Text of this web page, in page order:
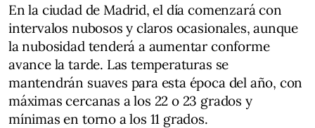
En la ciudad de Madrid, el día comenzará con
intervalos nubosos y claros ocasionales, aunque
la nubosidad tenderá a aumentar conforme
avance la tarde. Las temperaturas se
mantendrán suaves para esta época del año, con
máximas cercanas a los 22 o 23 grados y
mínimas en torno a los 11 grados.